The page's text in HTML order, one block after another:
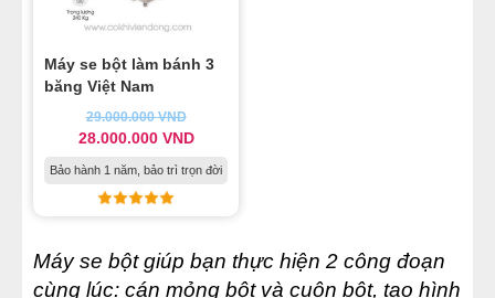
Máy se bột làm bánh 3
băng Việt Nam
29.000.000VND
28.000.000 VND
Bảo hành 1 năm, bảo trì trọn đời
Máy se bột giúp bạn thực hiện 2 công đoạn
cùng lúc: cán mỏng bột và cuộn bột, tạo hình